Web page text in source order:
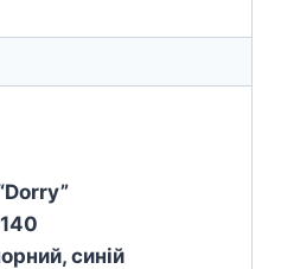
синій